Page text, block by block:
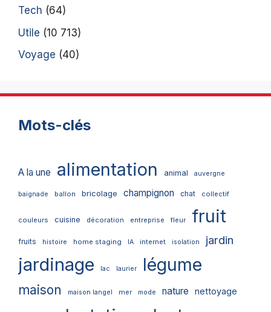
Tech (64)
Utile (10 713)
Voyage (40)
Mots-clés
A la une alimentation animal auvergne
baignade ballon bricolage champignon chat collectif
couleurs cuisine décoration entreprise fleur fruit
fruits histoire home staging IA internet isolation jardin
jardinage lac laurier légume
maison maison langel mer mode nature nettoyage